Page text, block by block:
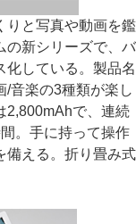
と写真や動画を鑑
の新シリーズで、バ
化している。製品名
/音楽の3種類が楽し
2,800mAhで、連続
。手に持って操作
備える。折り畳み式